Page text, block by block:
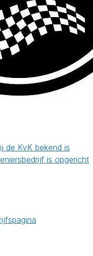
de KvK bekend is
is opgericht